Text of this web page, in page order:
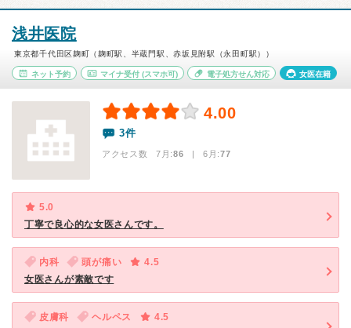
浅井医院
東京都千代田区麹町（麹町駅、半蔵門駅、赤坂見附駅（永田町駅））
ネット予約 マイナ受付(スマホ可) 電子処方せん対応 女医在籍
4.00
3件
アクセス数 7月:86 | 6月:77
5.0
丁寧で良心的な女医さんです。
内科 頭が痛い
4.5
女医さんが素敵です
皮膚科 ヘルペス
4.5